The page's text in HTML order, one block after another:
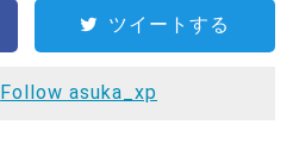
ツイートする
Follow asuka_xp